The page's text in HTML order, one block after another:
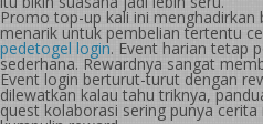
Promo top-up kali ini menghadirkan
menarik untuk pembelian tertentu
pedetogel login. Event harian tetap
sederhana. Rewardnya sangat
Event login berturut-turut dengan
dilewatkan kalau tahu triknya,
quest kolaborasi sering punya